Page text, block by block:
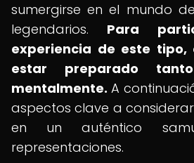
sumergirse en el mundo
legendarios. Para
experiencia de este tipo,
estar preparado
mentalmente. A
aspectos clave a
en un auténtico
representaciones.